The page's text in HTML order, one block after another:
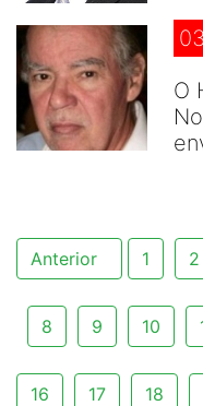
O
Anterior 1 2
8 9 10
16 17 18